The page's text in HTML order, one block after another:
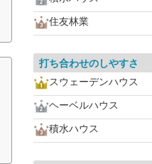
住友林業
打ち合わせのしやすさ
スウェーデンハウス
ヘーベルハウス
積水ハウス